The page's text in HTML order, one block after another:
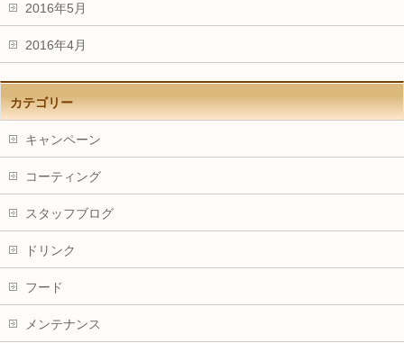
2016年5月
2016年4月
カテゴリー
キャンペーン
コーティング
スタッフブログ
ドリンク
フード
メンテナンス